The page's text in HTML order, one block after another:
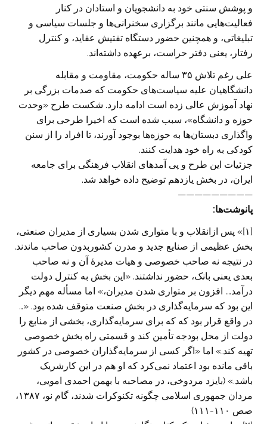
و پوشش سنتی خود به دانشجویان و استادان در کنار
فعالیت‌هایی مانند برگزاری سخنرانی‌ها و جلسات سیاسی و
تبلیغاتی، و همچنین حضور دستگاه تفتیش عقاید، و کنترل
رفتار، یعنی دفتر حراست، برعهده داشته‌اند.
علی رغم تلاش ۳۵ ساله حکومت، مقاومت و مقابله
دانشگاهیان علیه سیاست‌های حکومت که صدمات بزرگی بر
نهاد آموزش عالی زده است ادامه دارد. شکست طرح «وحدت
حوزه و دانشگاه»، سبب شده است که اخیرا طرحی برای
واگذاری دبستان‌ها به حوزه‌ها بوجود آورند، تا افراد را از سنن
کودکی به راه خود هدایت کنند.
جزئیات این طرح و پی آمد‌های انقلاب فرهنگی برای جامعه
ایران، در بخش یازدهم توضیح داده خواهد شد.
—————————
پانوشت‌ها:
[۱]» پس ازانقلاب و با متواری شدن بسیاری از مدیران صنعتی،
بخش عظیمی از صنایع جدید و مدرن کشوربدون صاحب ماندند.
در نتیجه نه صاحب خصوصی و هیات مدیرۀ آن و نه صاحب
بعدی یعنی بانک، حضور نداشتند. «این بخش به کنترل دولت
درآمد…. افزون بر متواری شدن مدیران،» اما مسأله مهم دیگر
این بود که سرمایه‌گذاری در بخش صنعت متوقف شده بود. «…
در واقع قرار بود که که برای سرمایه‌گذاری، بخشی از منابع را
دولت از محل بودجه تأمین کند و قسمتی راه بخش خصوصی
تهیه کند.» اما «اگر کسی از سرمایه‌گذاران خصوصی در کشور
باقی مانده بود اعتماد نمی‌کرد که او هم در این کارشریک
باشد.» (بایزد مردوخی، در مصاحبه با بهمن احمدی امویی،
مردان جمهوری اسلامی چگونه تکنوکرات شدند، گام نو، ۱۳۸۷،
صص ۱۱۰-۱۱۱)